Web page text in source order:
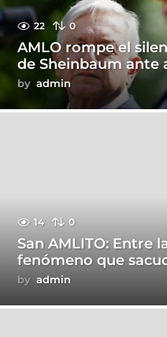
22 0
AMLO rompe el
de Sheinbaum ante
by admin
14 0
San AMLITO: Entre
fenómeno que
by admin